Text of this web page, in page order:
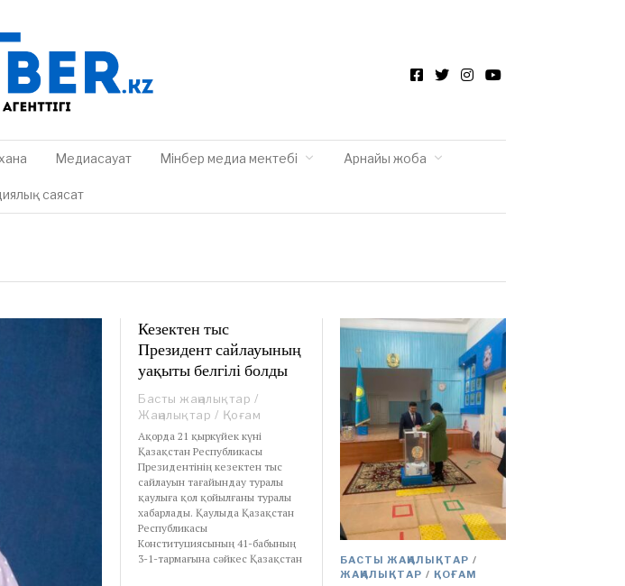
Медиасауат Мінбер медиа мектебі Арнайы жоба
саясат
БАСТЫ ЖАҢАЛЫҚТАР /
ЖАҢАЛЫҚТАР / ҚОҒАМ
Кезектен тыс
Президент сайлауының
уақыты белгілі болды
Басты жаңалықтар /
Жаңалықтар / Қоғам
Ақорда 21 қыркүйек күні
Қазақстан Республикасы
Президентінің кезектен тыс
сайлауын тағайындау туралы
қаулыға қол қойылғаны туралы
хабарлады. Қаулыда Қазақстан
Республикасы
Конституциясының 41-бабының
3-1-тармағына сәйкес Қазақстан